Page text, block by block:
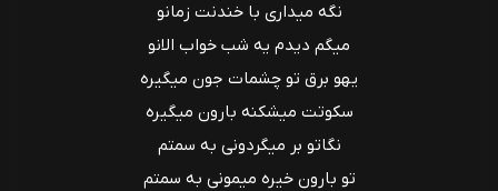
نگه میداری با خندنت زمانو
میگم دیدم یه شب خواب الانو
یهو برق تو چشمات جون میگیره
سکوتت میشکنه بارون میگیره
نگاتو بر میگردونی به سمتم
تو بارون خیره میمونی به سمتم